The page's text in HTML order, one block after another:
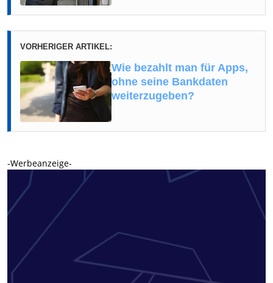
VORHERIGER ARTIKEL:
Wie bezahlt man für Apps,
ohne seine Bankdaten
weiterzugeben?
-Werbeanzeige-